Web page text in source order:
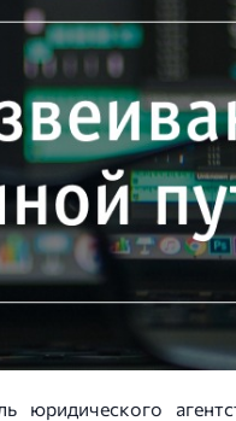
юридического